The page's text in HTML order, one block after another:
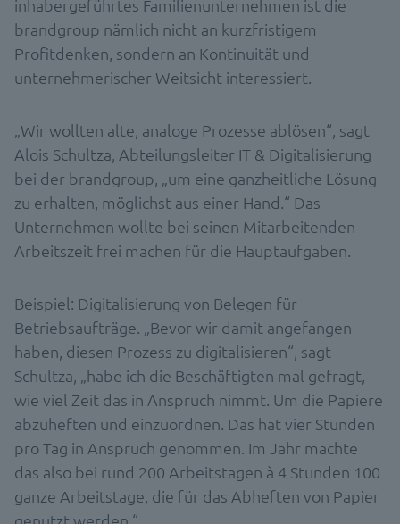
inhabergeführtes Familienunternehmen ist die
brandgroup nämlich nicht an kurzfristigem
Profitdenken, sondern an Kontinuität und
unternehmerischer Weitsicht interessiert.
„Wir wollten alte, analoge Prozesse ablösen“, sagt
Alois Schultza, Abteilungsleiter IT & Digitalisierung
bei der brandgroup, „um eine ganzheitliche Lösung
zu erhalten, möglichst aus einer Hand.“ Das
Unternehmen wollte bei seinen Mitarbeitenden
Arbeitszeit frei machen für die Hauptaufgaben.
Beispiel: Digitalisierung von Belegen für
Betriebsaufträge. „Bevor wir damit angefangen
haben, diesen Prozess zu digitalisieren“, sagt
Schultza, „habe ich die Beschäftigten mal gefragt,
wie viel Zeit das in Anspruch nimmt. Um die Papiere
abzuheften und einzuordnen. Das hat vier Stunden
pro Tag in Anspruch genommen. Im Jahr machte
das also bei rund 200 Arbeitstagen à 4 Stunden 100
ganze Arbeitstage, die für das Abheften von Papier